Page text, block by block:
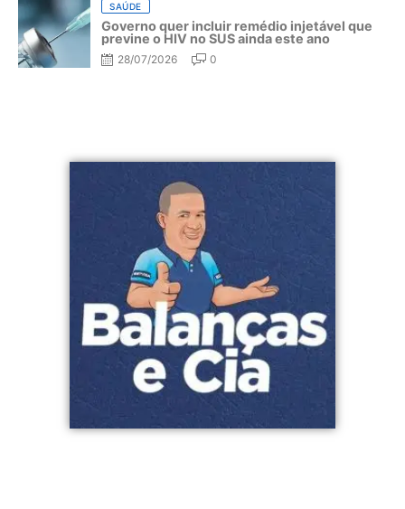
SAÚDE
Governo quer incluir remédio injetável que
previne o HIV no SUS ainda este ano
28/07/2026 0